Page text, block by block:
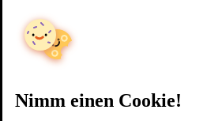
Nimm einen Cookie!